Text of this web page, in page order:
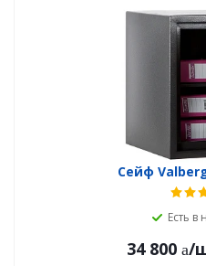
Сейф
Есть в
34 800 /